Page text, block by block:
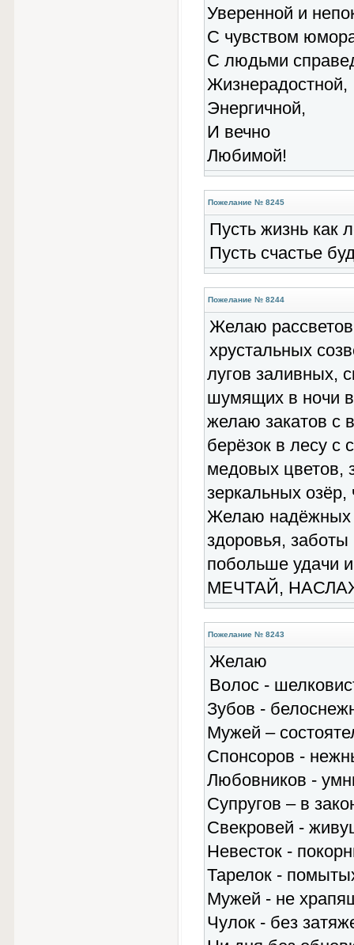
Уверенной и
С чувством
С людьми
Жизнерадостной,
Энергичной,
И вечно
Любимой!
Пожелание № 8245
Пусть жизнь как
Пусть счастье
Пожелание № 8244
Желаю
хрустальных
лугов заливных,
шумящих в ночи
желаю закатов с
берёзок в лесу с
медовых цветов,
зеркальных озёр,
Желаю надёжных
здоровья,
побольше удачи
МЕЧТАЙ,
Пожелание № 8243
Желаю
Волос -
Зубов -
Мужей –
Спонсоров -
Любовников -
Супругов – в
Свекровей -
Невесток -
Тарелок -
Мужей - не
Чулок - без